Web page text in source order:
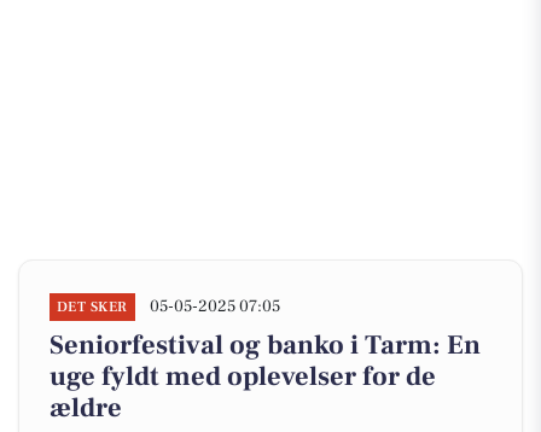
DET SKER 05-05-2025 07:05
Seniorfestival og banko i Tarm: En
uge fyldt med oplevelser for de
ældre